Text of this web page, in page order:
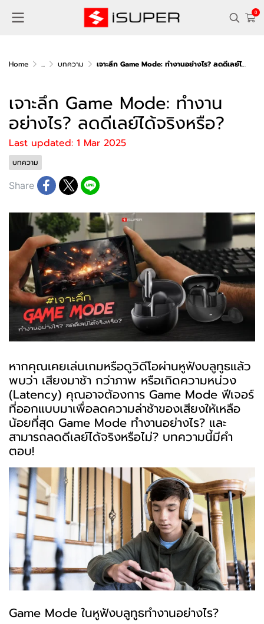
0
Home ... บทความ เจาะลึก Game Mode: ทำงานอย่างไร? ลดดีเลย์ได้จริงหรือ?
เจาะลึก Game Mode: ทำงาน
อย่างไร? ลดดีเลย์ได้จริงหรือ?
Last updated: 1 Mar 2025
บทความ
Share
หากคุณเคยเล่นเกมหรือดูวิดีโอผ่านหูฟังบลูทูธแล้ว
พบว่า เสียงมาช้า กว่าภาพ หรือเกิดความหน่วง
(Latency) คุณอาจต้องการ Game Mode ฟีเจอร์
ที่ออกแบบมาเพื่อลดความล่าช้าของเสียงให้เหลือ
น้อยที่สุด Game Mode ทำงานอย่างไร? และ
สามารถลดดีเลย์ได้จริงหรือไม่? บทความนี้มีคำ
ตอบ!
Game Mode ในหูฟังบลูทูธทำงานอย่างไร?